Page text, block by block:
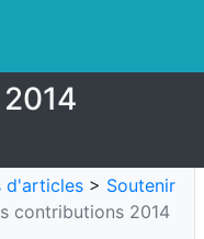
d'articles > Soutenir
contributions 2014